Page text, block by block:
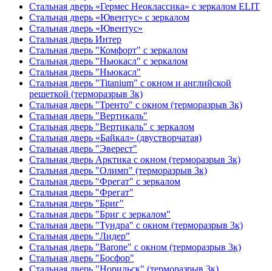
Стальная дверь «Гермес Неоклассика» с зеркалом ELIT
Стальная дверь «Ювентус» с зеркалом
Стальная дверь «Ювентус»
Стальная дверь Интер
Стальная дверь "Комфорт" с зеркалом
Стальная дверь "Ньюкасл" с зеркалом
Стальная дверь "Ньюкасл"
Стальная дверь "Titanium" с окном и английской
решеткой (терморазрыв 3к)
Стальная дверь "Тренто" с окном (терморазрыв 3к)
Стальная дверь "Вертикаль"
Стальная дверь "Вертикаль" с зеркалом
Стальная дверь «Байкал» (двустворчатая)
Стальная дверь "Эверест"
Стальная дверь Арктика с окном (терморазрыв 3к)
Стальная дверь "Олимп" (терморазрыв 3к)
Стальная дверь "Фрегат" с зеркалом
Стальная дверь "Фрегат"
Стальная дверь "Бриг"
Стальная дверь "Бриг с зеркалом"
Стальная дверь "Тундра" с окном (терморазрыв 3к)
Стальная дверь "Лидер"
Стальная дверь "Barone" с окном (терморазрыв 3к)
Стальная дверь "Босфор"